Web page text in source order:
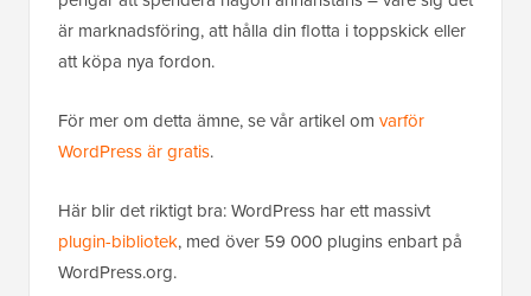
är marknadsföring, att hålla din flotta i toppskick eller
att köpa nya fordon.
För mer om detta ämne, se vår artikel om varför
WordPress är gratis.
Här blir det riktigt bra: WordPress har ett massivt
plugin-bibliotek, med över 59 000 plugins enbart på
WordPress.org.